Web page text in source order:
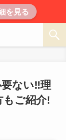
を見る
ない‼︎理
もご紹介!